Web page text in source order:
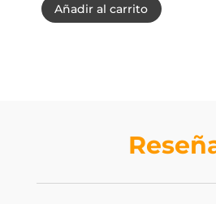
precio
Q235.00.
Añadir al carrito